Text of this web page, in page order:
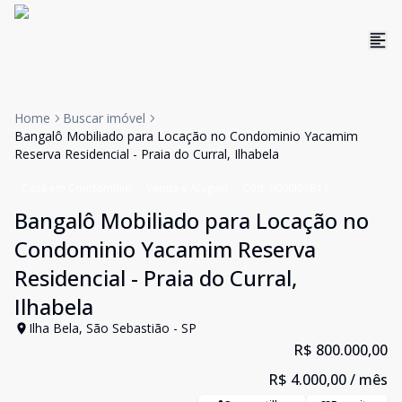
Home
Buscar imóvel
Bangalô Mobiliado para Locação no Condominio Yacamim
Reserva Residencial - Praia do Curral, Ilhabela
Bangalô Mobiliado para Locação no
Condominio Yacamim Reserva
Residencial - Praia do Curral,
Ilhabela
Ilha Bela, São Sebastião - SP
R$ 800.000,00
R$ 4.000,00/ mês